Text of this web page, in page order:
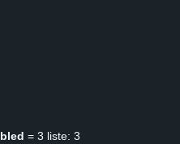
= 3 liste: 3